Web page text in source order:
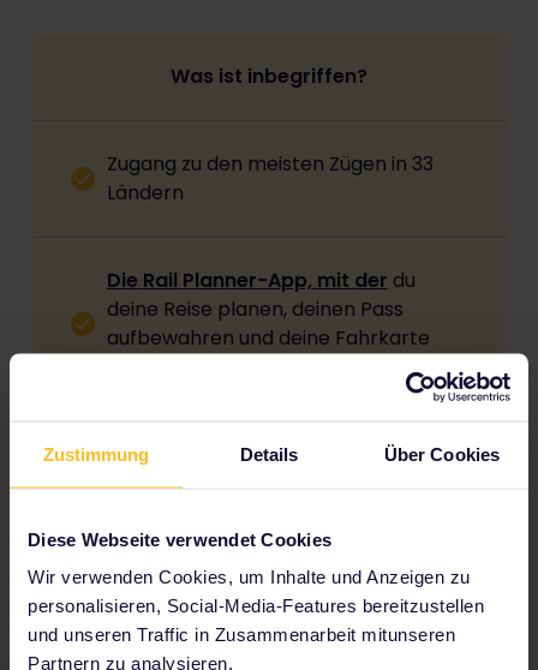
Zustimmung Details Über Cookies
Diese Webseite verwendet Cookies
Wir verwenden Cookies, um Inhalte und Anzeigen zu
personalisieren, Social-Media-Features bereitzustellen
und unseren Traffic in Zusammenarbeit mitunseren
Partnern zu analysieren.
Was ist inbegriffen?
Zugang zu den meisten Zügen in 33
Ländern
Die Rail Planner-App, mit der du
deine Reise planen, deinen Pass
aufbewahren und deine Fahrkarte
Online-Support: per Chat, FAQs oder
unsere Community
FlexibleRichtlinien zu Umtausch und
Rückgabe, damit du mit einem guten
Gefühl buchen kannst.